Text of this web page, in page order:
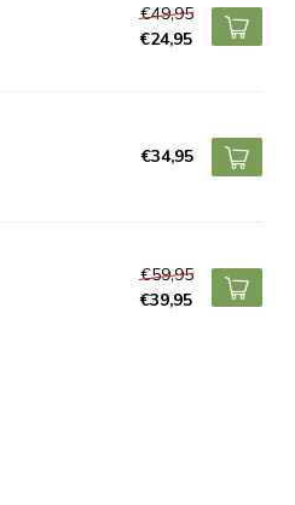
€49,95
€24,95
€34,95
€59,95
€39,95